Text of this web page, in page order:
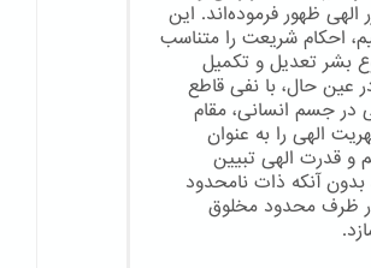
الهی ظهور فرموده‌اند. این
احکام شریعت را متناسب
بشر تعدیل و تکمیل
عین حال، با نفی قاطع
در جسم انسانی، مقام
الهی را به عنوان
و قدرت الهی تبیین
بدون آنکه ذات نامحدود
ظرف محدود مخلوق